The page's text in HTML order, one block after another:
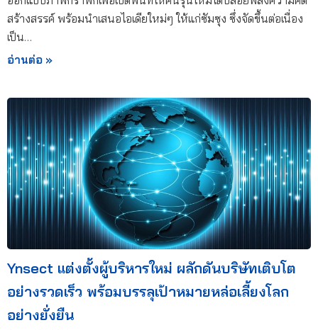
สร้างสรรค์ พร้อมนำเสนอไอเดียใหม่ๆ ให้แก่ซัมซุง ซึ่งจัดขึ้นต่อเนื่อง
เป็น…
อ่านต่อ »
Ynsect แต่งตั้งผู้บริหารใหม่ ผลักดันบริษัทเติบโต
อย่างรวดเร็ว พร้อมบรรลุเป้าหมายหล่อเลี้ยงโลก
อย่างยั่งยืน